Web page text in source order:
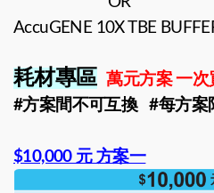
AccuGENE 10X TBE
耗材專區 萬元方案 一次
#方案間不可互換 #每方
$10,000 元 方案一